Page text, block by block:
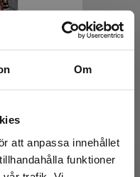
Om
att anpassa innehållet
funktioner